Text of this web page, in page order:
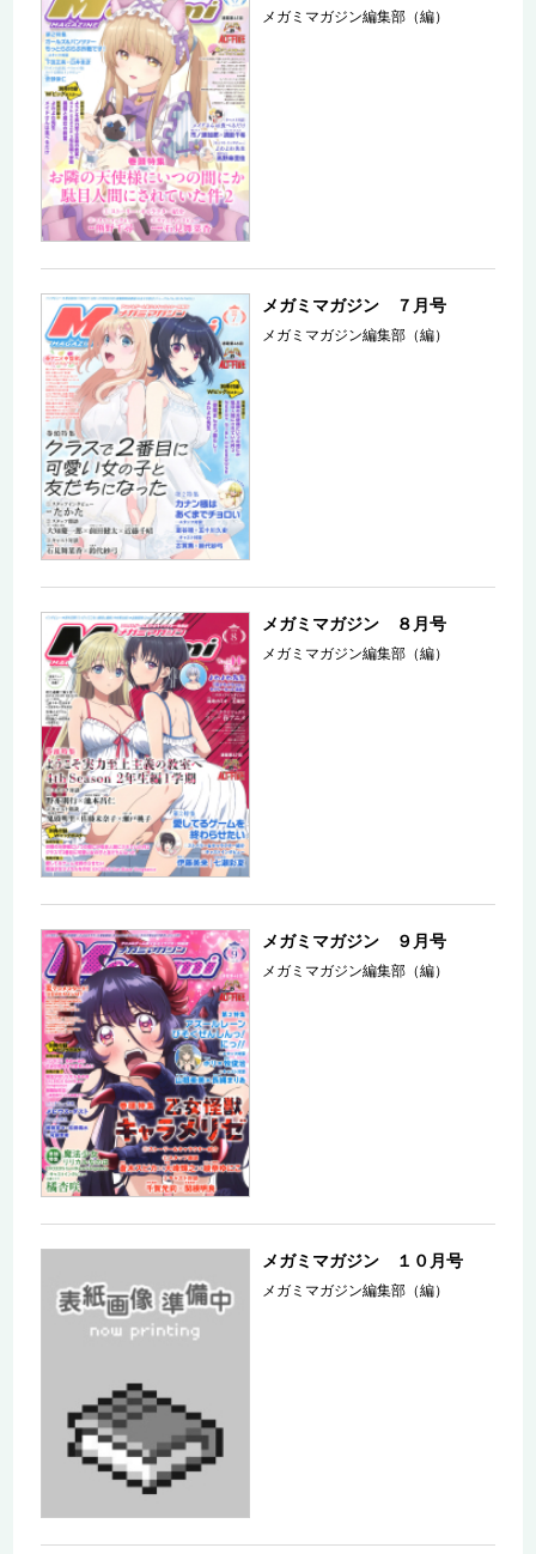
メガミマガジン編集部（編）
メガミマガジン ７月号
メガミマガジン編集部（編）
メガミマガジン ８月号
メガミマガジン編集部（編）
メガミマガジン ９月号
メガミマガジン編集部（編）
メガミマガジン １０月号
メガミマガジン編集部（編）